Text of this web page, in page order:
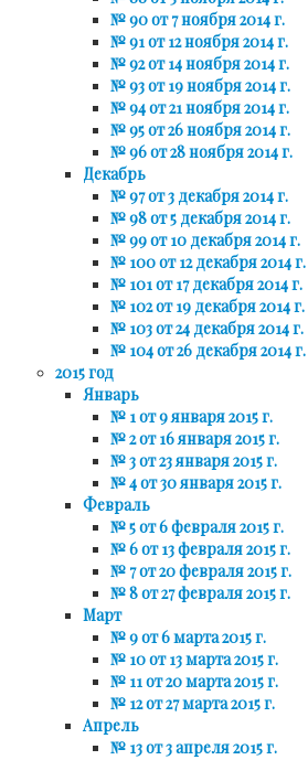
№ 90 от 7 ноября 2014 г.
№ 91 от 12 ноября 2014 г.
№ 92 от 14 ноября 2014 г.
№ 93 от 19 ноября 2014 г.
№ 94 от 21 ноября 2014 г.
№ 95 от 26 ноября 2014 г.
№ 96 от 28 ноября 2014 г.
Декабрь
№ 97 от 3 декабря 2014 г.
№ 98 от 5 декабря 2014 г.
№ 99 от 10 декабря 2014 г.
№ 100 от 12 декабря 2014 г.
№ 101 от 17 декабря 2014 г.
№ 102 от 19 декабря 2014 г.
№ 103 от 24 декабря 2014 г.
№ 104 от 26 декабря 2014 г.
2015 год
Январь
№ 1 от 9 января 2015 г.
№ 2 от 16 января 2015 г.
№ 3 от 23 января 2015 г.
№ 4 от 30 января 2015 г.
Февраль
№ 5 от 6 февраля 2015 г.
№ 6 от 13 февраля 2015 г.
№ 7 от 20 февраля 2015 г.
№ 8 от 27 февраля 2015 г.
Март
№ 9 от 6 марта 2015 г.
№ 10 от 13 марта 2015 г.
№ 11 от 20 марта 2015 г.
№ 12 от 27 марта 2015 г.
Апрель
№ 13 от 3 апреля 2015 г.